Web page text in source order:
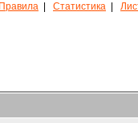
Правила Статистика